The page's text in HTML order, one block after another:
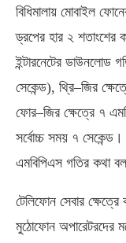
বিধিমালায় মোবাইল
ড্রপের হার ২ শতাংশের
ইন্টারনেটের ডাউনলোড
সেকেন্ড), থ্রি–জির
ফোর–জির ক্ষেত্রে ৭
সর্বোচ্চ সময় ৭
এমবিপিএস গতির কথা
টেলিফোন সেবার
মুঠোফোন অপারেটরদের